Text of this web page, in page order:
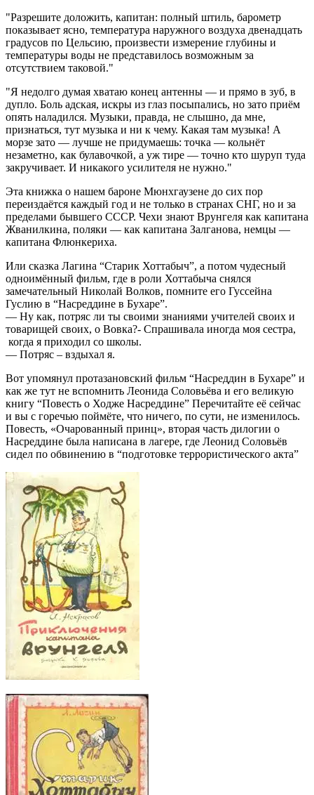
Разрешите доложить, капитан: полный штиль, барометр
показывает ясно, температура наружного воздуха двенадцать
градусов по Цельсию, произвести измерение глубины и
температуры воды не представилось возможным за
отсутствием таковой.
Я недолго думая хватаю конец антенны — и прямо в зуб, в
дупло. Боль адская, искры из глаз посыпались, но зато приём
опять наладился. Музыки, правда, не слышно, да мне,
признаться, тут музыка и ни к чему. Какая там музыка! А
морзе зато — лучше не придумаешь: точка — кольнёт
незаметно, как булавочкой, а уж тире — точно кто шуруп туда
закручивает. И никакого усилителя не нужно.
Эта книжка о нашем бароне Мюнхгаузене до сих пор
переиздаётся каждый год и не только в странах СНГ, но и за
пределами бывшего СССР. Чехи знают Врунгеля как капитана
Жванилкина, поляки — как капитана Залганова, немцы —
капитана Флюнкериха.
Или сказка Лагина “Старик Хоттабыч”, а потом чудесный
одноимённый фильм, где в роли Хоттабыча снялся
замечательный Николай Волков, помните его Гуссейна
Гуслию в “Насреддине в Бухаре”.
— Ну как, потряс ли ты своими знаниями учителей своих и
товарищей своих, о Вовка?- Спрашивала иногда моя сестра,
когда я приходил со школы.
— Потряс – вздыхал я.
Вот упомянул протазановский фильм “Насреддин в Бухаре” и
как же тут не вспомнить Леонида Соловьёва и его великую
книгу “Повесть о Ходже Насреддине” Перечитайте её сейчас
и вы с горечью поймёте, что ничего, по сути, не изменилось.
Повесть, «Очарованный принц», вторая часть дилогии о
Насреддине была написана в лагере, где Леонид Соловьёв
сидел по обвинению в “подготовке террористического акта”